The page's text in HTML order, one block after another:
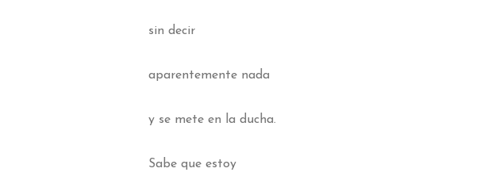
sin decir
aparentemente nada
y se mete en la ducha.
Sabe que estoy